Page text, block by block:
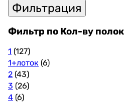
Фильтрация
Фильтр по Кол-ву полок
1 (127)
1+лоток (6)
2 (43)
3 (26)
4 (6)